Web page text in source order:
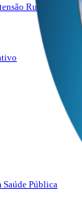
Rural
Pública